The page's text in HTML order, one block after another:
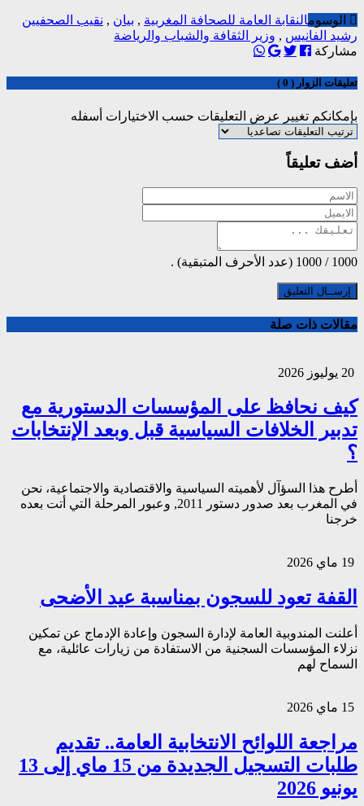
الوسومالنقابة العامة للصحافة المغربية , بيان , نقيب الصحفيين
رشيد الفانيس , وزير الثقافة والشباب والرياضة
مشاركة
تعليقات الزوار ( 0 )
بإمكانكم تغيير عرض التعليقات حسب الاختيارات أسفله
أضف تعليقاً
1000
/
1000 (عدد الأحرف المتبقية) .
مقالات ذات صلة
كيف نحافظ على المؤسسات الدستورية مع
تدبير الخلافات السياسية قبل وبعد الإنتخابات
؟
أطرح هذا السؤآل لأهميته السياسية والاقتصادية والاجتماعية، نحن
في المغرب بعد صدور دستور 2011, وعبور المرحلة التي أتت بعده
خرجنا
القفة تعود للسجون بمناسبة عيد الأضحى
أعلنت المندوبية العامة لإدارة السجون وإعادة الإدماج عن تمكين
نزلاء المؤسسات السجنية من الاستفادة من زيارات عائلية، مع
السماح لهم
مراجعة اللوائح الانتخابية العامة.. تقديم
طلبات التسجيل الجديدة من 15 ماي إلى 13
يونيو 2026